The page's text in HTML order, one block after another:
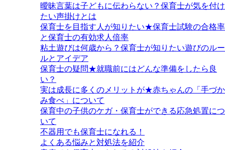
曖昧言葉は子どもに伝わらない？保育士が気を付け
たい声掛けとは
保育士を目指す人が知りたい★保育士試験の合格率
と保育士の有効求人倍率
粘土遊びは何歳から？保育士が知りたい遊びのルー
ルとアイデア
保育士の疑問★就職前にはどんな準備をしたら良
い？
実は成長に多くのメリットが★赤ちゃんの「手づか
み食べ」について
保育中の子供のケガ・保育士ができる応急処置につ
いて
不器用でも保育士になれる！
よくある悩みと対処法を紹介